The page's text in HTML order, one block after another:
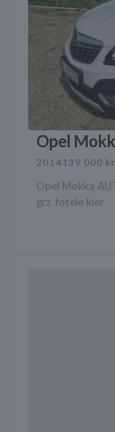
Opel
2014 139 000
Opel Mokka
grz. fotele kier